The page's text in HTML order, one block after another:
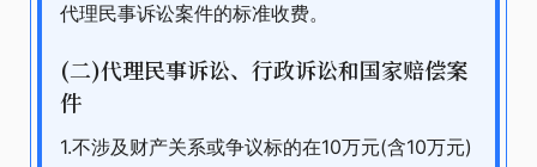
代理民事诉讼案件的标准收费。
(二)代理民事诉讼、行政诉讼和国家赔偿案
件
1.不涉及财产关系或争议标的在10万元(含10万元)